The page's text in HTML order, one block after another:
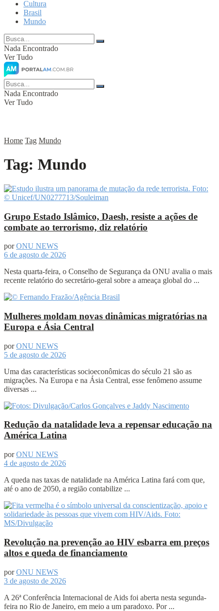
Cultura
Brasil
Mundo
Nada Encontrado
Ver Tudo
Nada Encontrado
Ver Tudo
Home Tag Mundo
Tag: Mundo
Grupo Estado Islâmico, Daesh, resiste a ações de
combate ao terrorismo, diz relatório
por ONU NEWS
6 de agosto de 2026
Nesta quarta-feira, o Conselho de Segurança da ONU avalia o mais
recente relatório do secretário-geral sobre a ameaça global do ...
Mulheres moldam novas dinâmicas migratórias na
Europa e Ásia Central
por ONU NEWS
5 de agosto de 2026
Uma das características socioeconômicas do século 21 são as
migrações. Na Europa e na Ásia Central, esse fenômeno assume
diversas ...
Redução da natalidade leva a repensar educação na
América Latina
por ONU NEWS
4 de agosto de 2026
A queda nas taxas de natalidade na América Latina fará com que,
até o ano de 2050, a região contabilize ...
Revolução na prevenção ao HIV esbarra em preços
altos e queda de financiamento
por ONU NEWS
3 de agosto de 2026
A 26ª Conferência Internacional de Aids foi aberta nesta segunda-
feira no Rio de Janeiro, em meio a um paradoxo. Por ...